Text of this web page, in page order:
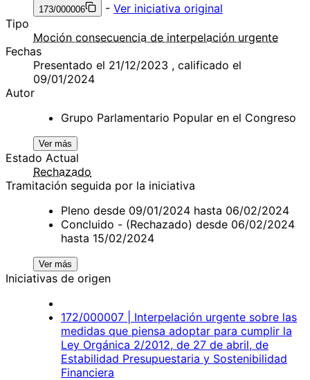
173/000006 - Ver iniciativa original
Tipo
Moción consecuencia de interpelación urgente
Fechas
Presentado el 21/12/2023 , calificado el
09/01/2024
Autor
Grupo Parlamentario Popular en el Congreso
Ver más
Estado Actual
Rechazado
Tramitación seguida por la iniciativa
Pleno desde 09/01/2024 hasta 06/02/2024
Concluido - (Rechazado) desde 06/02/2024
hasta 15/02/2024
Ver más
Iniciativas de origen
172/000007 | Interpelación urgente sobre las
medidas que piensa adoptar para cumplir la
Ley Orgánica 2/2012, de 27 de abril, de
Estabilidad Presupuestaria y Sostenibilidad
Financiera